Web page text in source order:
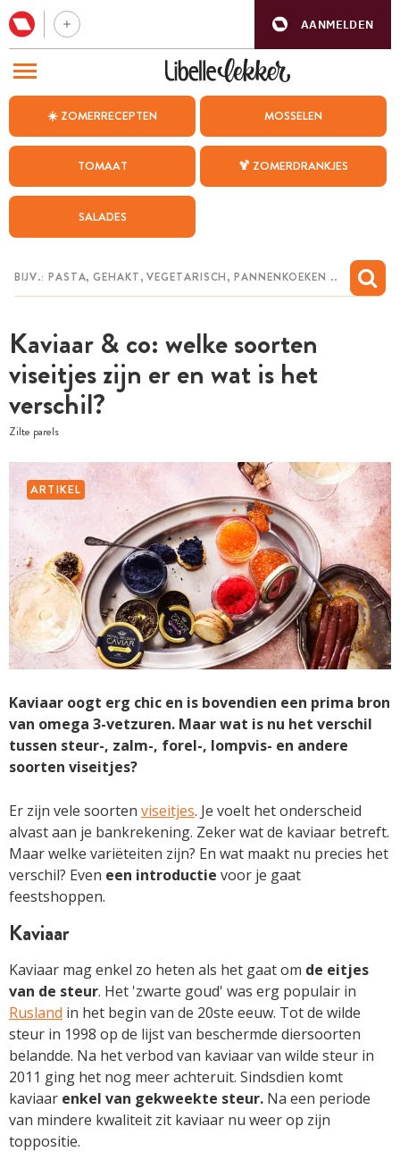
AANMELDEN
☀️ ZOMERRECEPTEN MOSSELEN
TOMAAT 🍹 ZOMERDRANKJES
SALADES
Kaviaar & co: welke soorten
viseitjes zijn er en wat is het
verschil?
Zilte parels
ARTIKEL
Kaviaar oogt erg chic en is bovendien een prima bron
van omega 3-vetzuren. Maar wat is nu het verschil
tussen steur-, zalm-, forel-, lompvis- en andere
soorten viseitjes?
Er zijn vele soorten viseitjes. Je voelt het onderscheid
alvast aan je bankrekening. Zeker wat de kaviaar betreft.
Maar welke variëteiten zijn? En wat maakt nu precies het
verschil? Even een introductie voor je gaat
feestshoppen.
Kaviaar
Kaviaar mag enkel zo heten als het gaat om de eitjes
van de steur. Het 'zwarte goud' was erg populair in
Rusland in het begin van de 20ste eeuw. Tot de wilde
steur in 1998 op de lijst van beschermde diersoorten
belandde. Na het verbod van kaviaar van wilde steur in
2011 ging het nog meer achteruit. Sindsdien komt
kaviaar enkel van gekweekte steur. Na een periode
van mindere kwaliteit zit kaviaar nu weer op zijn
toppositie.
BEZOEK ONZE ANDERE WEBSITES
WEEKMENU
CHAT MET MAIA
MIJN BEWAARDE RECEPTEN